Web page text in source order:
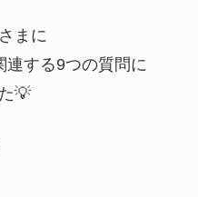
まに
連する9つの質問に
💡